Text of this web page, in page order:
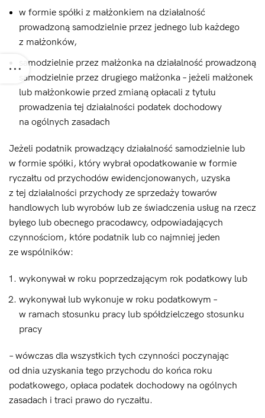
w formie spółki z małżonkiem na działalność
prowadzoną samodzielnie przez jednego lub każdego
z małżonków,
samodzielnie przez małżonka na działalność prowadzoną
samodzielnie przez drugiego małżonka – jeżeli małżonek
lub małżonkowie przed zmianą opłacali z tytułu
prowadzenia tej działalności podatek dochodowy
na ogólnych zasadach
Jeżeli podatnik prowadzący działalność samodzielnie lub
w formie spółki, który wybrał opodatkowanie w formie
ryczałtu od przychodów ewidencjonowanych, uzyska
z tej działalności przychody ze sprzedaży towarów
handlowych lub wyrobów lub ze świadczenia usług na rzecz
byłego lub obecnego pracodawcy, odpowiadających
czynnościom, które podatnik lub co najmniej jeden
ze wspólników:
wykonywał w roku poprzedzającym rok podatkowy lub
wykonywał lub wykonuje w roku podatkowym –
w ramach stosunku pracy lub spółdzielczego stosunku
pracy
– wówczas dla wszystkich tych czynności poczynając
od dnia uzyskania tego przychodu do końca roku
podatkowego, opłaca podatek dochodowy na ogólnych
zasadach i traci prawo do ryczałtu.